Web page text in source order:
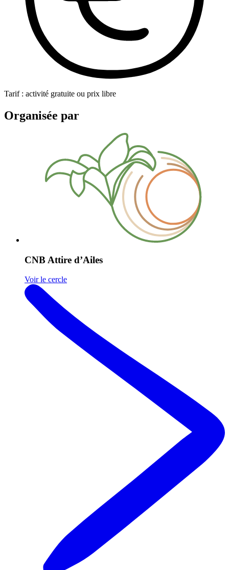
Tarif : activité gratuite ou prix libre
Organisée par
CNB Attire d’Ailes
Voir le cercle